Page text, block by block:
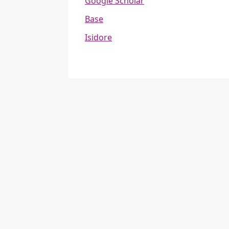
Base
Isidore